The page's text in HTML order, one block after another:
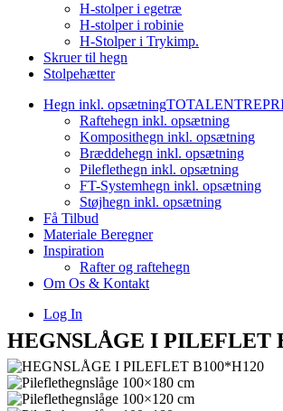
H-stolper i egetræ
H-stolper i robinie
H-Stolper i Trykimp.
Skruer til hegn
Stolpehætter
Hegn inkl. opsætning
Raftehegn inkl. opsætning
Komposithegn inkl. opsætning
Bræddehegn inkl. opsætning
Pileflethegn inkl. opsætning
FT-Systemhegn inkl. opsætning
Støjhegn inkl. opsætning
Få Tilbud
Materiale Beregner
Inspiration
Rafter og raftehegn
Om Os & Kontakt
Log In
HEGNSLÅGE I PILEFLET